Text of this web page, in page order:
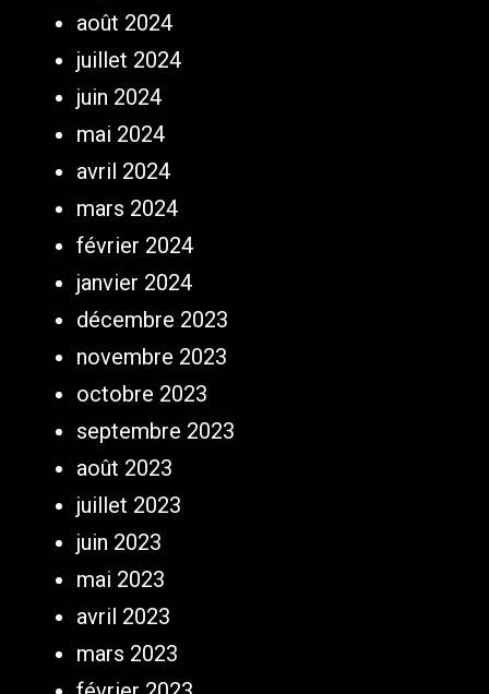
août 2024
juillet 2024
juin 2024
mai 2024
avril 2024
mars 2024
février 2024
janvier 2024
décembre 2023
novembre 2023
octobre 2023
septembre 2023
août 2023
juillet 2023
juin 2023
mai 2023
avril 2023
mars 2023